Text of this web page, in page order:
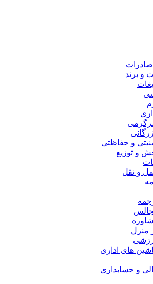
و برند
و حفاظتی
و توزیع
و نقل
منزل
های اداری
و حسابداری